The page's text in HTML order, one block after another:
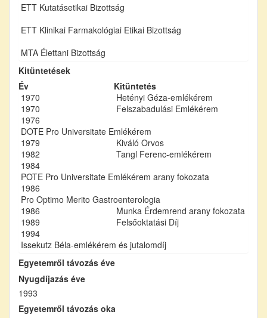
ETT Kutatásetikai Bizottság
ETT Klinikai Farmakológiai Etikai Bizottság
MTA Élettani Bizottság
Kitüntetések
Év
Kitüntetés
1970
Hetényi Géza-emlékérem
1970
Felszabadulási Emlékérem
1976
DOTE Pro Universitate Emlékérem
1979
Kiváló Orvos
1982
Tangl Ferenc-emlékérem
1984
POTE Pro Universitate Emlékérem arany fokozata
1986
Pro Optimo Merito Gastroenterologia
1986
Munka Érdemrend arany fokozata
1989
Felsőoktatási Díj
1994
Issekutz Béla-emlékérem és jutalomdíj
Egyetemről távozás éve
Nyugdíjazás éve
1993
Egyetemről távozás oka